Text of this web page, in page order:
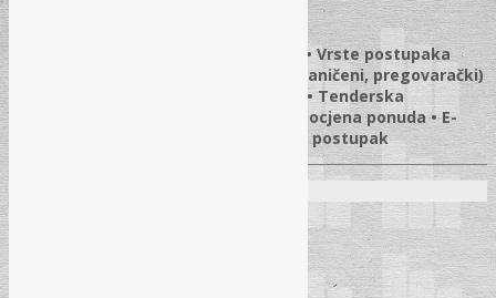
Plan nabavki i procjena vrijednosti • Vrste postupaka
(direktni, konkurentski, otvoreni, ograničeni, pregovarački)
• Okvirni sporazumi • Aneks II usluge • Tenderska
dokumentacija • Otvaranje, pregled i ocjena ponuda • E-
aukcija • Ugovor i realizacija • Žalbeni postupak